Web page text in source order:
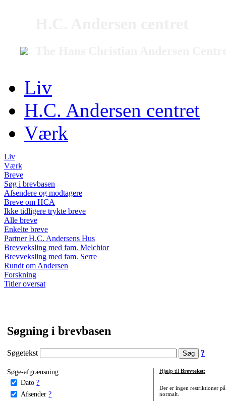
Liv
H.C. Andersen centret
Værk
Liv
Værk
Breve
Søg i brevbasen
Afsendere og modtagere
Breve om HCA
Ikke tidligere trykte breve
Alle breve
Enkelte breve
Partner H.C. Andersens Hus
Brevveksling med fam. Melchior
Brevveksling med fam. Serre
Rundt om Andersen
Forskning
Titler oversat
Søgning i brevbasen
Søgetekst ?
Søge-afgrænsning:
Dato ?
Afsender ?
Hjælp til Brevtekst:
Der er ingen restriktioner
normalt.